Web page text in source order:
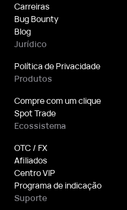
Carreiras
Bug Bounty
Blog
Jurídico
Política de Privacidade
Produtos
Compre com um clique
Spot Trade
Ecossistema
OTC / FX
Afiliados
Centro VIP
Programa de indicação
Suporte